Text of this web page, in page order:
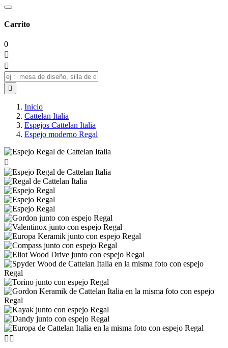
Carrito
0



Inicio
Cattelan Italia
Espejos Cattelan Italia
Espejo moderno Regal

 